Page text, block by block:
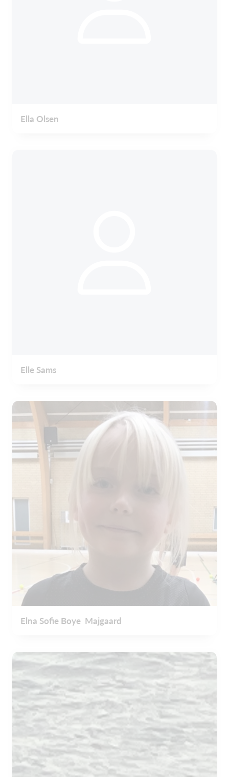
Ella Olsen
Elle Sams
Elna Sofie Boye Majgaard